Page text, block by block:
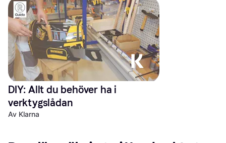
DIY: Allt du behöver ha i
verktygslådan
Av Klarna